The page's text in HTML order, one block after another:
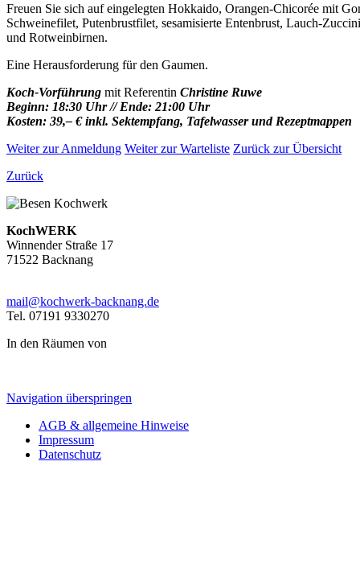
Freuen Sie sich auf eingelegten Hokkaido, Orangen-Chicorée mit
Schweinefilet, Putenbrustfilet, sesamisierte Entenbrust, Lauch-
und Rotweinbirnen.
Eine Herausforderung für den Gaumen.
Koch-Vorführung mit Referentin Christine Ruwe
Beginn: 18:30 Uhr // Ende: 21:00 Uhr
Kosten: 39,– € inkl. Sektempfang, Tafelwasser und Rezeptmappen
Weiter zur Anmeldung Weiter zur Warteliste Zurück zur Übersicht
Zurück
KochWERK
Winnender Straße 17
71522 Backnang
mail@kochwerk-backnang.de
Tel. 07191 9330270
In den Räumen von
Navigation überspringen
AGB & allgemeine Hinweise
Impressum
Datenschutz